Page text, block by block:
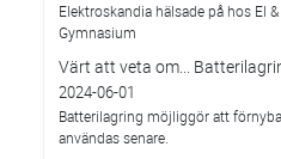
Elektroskandia hälsade på hos El
Gymnasium
Värt att veta om...
2024-06-01
Batterilagring möjliggör att
användas senare.